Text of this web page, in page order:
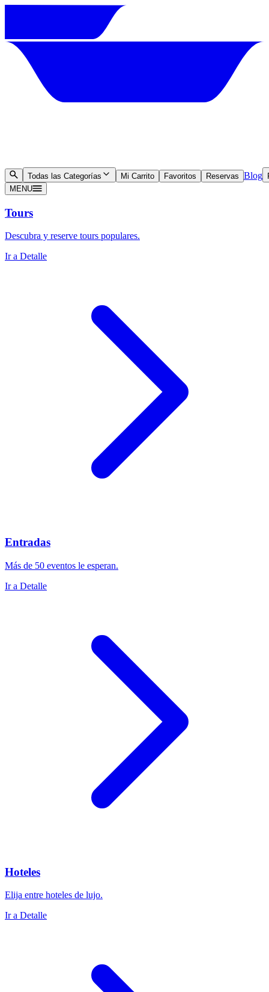
Todas las Categorías Mi Carrito Favoritos Reservas Blog
MENU
Tours
Descubra y reserve tours populares.
Ir a Detalle
Entradas
Más de 50 eventos le esperan.
Ir a Detalle
Hoteles
Elija entre hoteles de lujo.
Ir a Detalle